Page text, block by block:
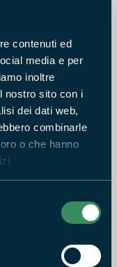
contenuti ed
media e per
inoltre
nostro sito con i
dei dati web,
combinarle
o che hanno
Storie di
nel calendario
antiche tradizioni
contemporaneo.
e la mandria di
i partecipanti
legato alla
Romani.
minuti; si consiglia